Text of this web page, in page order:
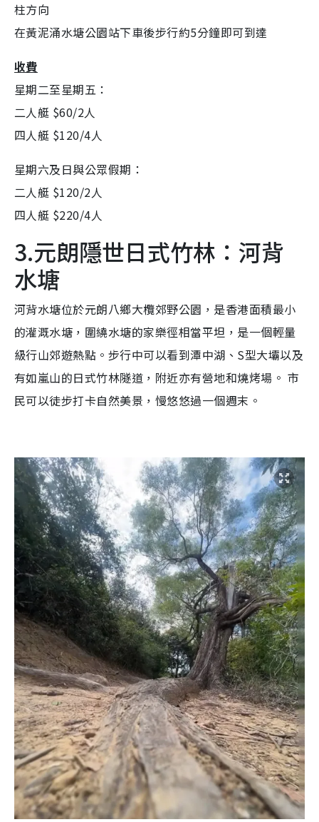
柱方向
在黃泥涌水塘公園站下車後步行約5分鐘即可到達
收費
星期二至星期五：
二人艇 $60/2人
四人艇 $120/4人
星期六及日與公眾假期：
二人艇 $120/2人
四人艇 $220/4人
3.元朗隱世日式竹林：河背
水塘
河背水塘位於元朗八鄉大欖郊野公園，是香港面積最小
的灌溉水塘，圍繞水塘的家樂徑相當平坦，是一個輕量
級行山郊遊熱點。步行中可以看到潭中湖、S型大壩以及
有如嵐山的日式竹林隧道，附近亦有營地和燒烤場。 市
民可以徒步打卡自然美景，慢悠悠過一個週末。